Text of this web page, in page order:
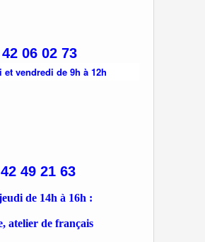
06 02 73
vendredi de 9h à 12h
49 21 63
de 14h à 16h :
atelier de français